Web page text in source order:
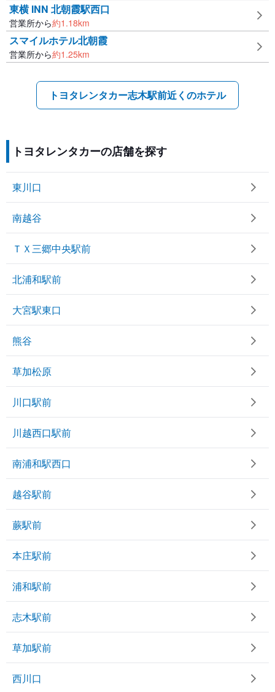
東横 INN 北朝霞駅西口
営業所から約1.18km
スマイルホテル北朝霞
営業所から約1.25km
トヨタレンタカー志木駅前近くのホテル
トヨタレンタカーの店舗を探す
東川口
南越谷
ＴＸ三郷中央駅前
北浦和駅前
大宮駅東口
熊谷
草加松原
川口駅前
川越西口駅前
南浦和駅西口
越谷駅前
蕨駅前
本庄駅前
浦和駅前
志木駅前
草加駅前
西川口